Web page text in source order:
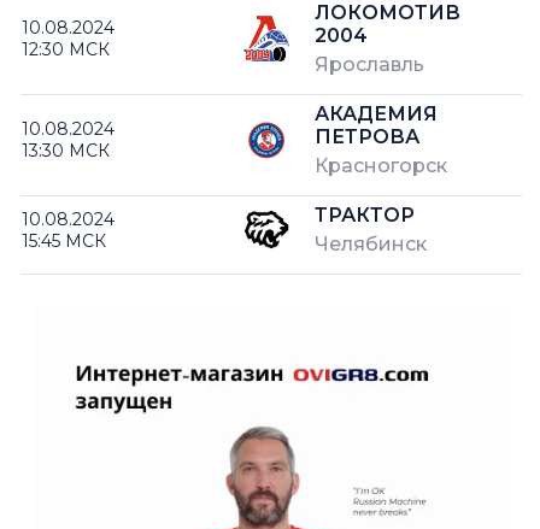
10.08.2024
12:30 МСК
ЛОКОМОТИВ
2004
Ярославль
10.08.2024
13:30 МСК
АКАДЕМИЯ
ПЕТРОВА
Красногорск
10.08.2024
15:45 МСК
ТРАКТОР
Челябинск